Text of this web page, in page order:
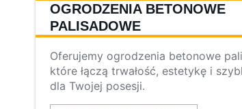
OGRODZENIA BETONOWE
PALISADOWE
Oferujemy ogrodzenia betonowe
które łączą trwałość, estetykę i
dla Twojej posesji.